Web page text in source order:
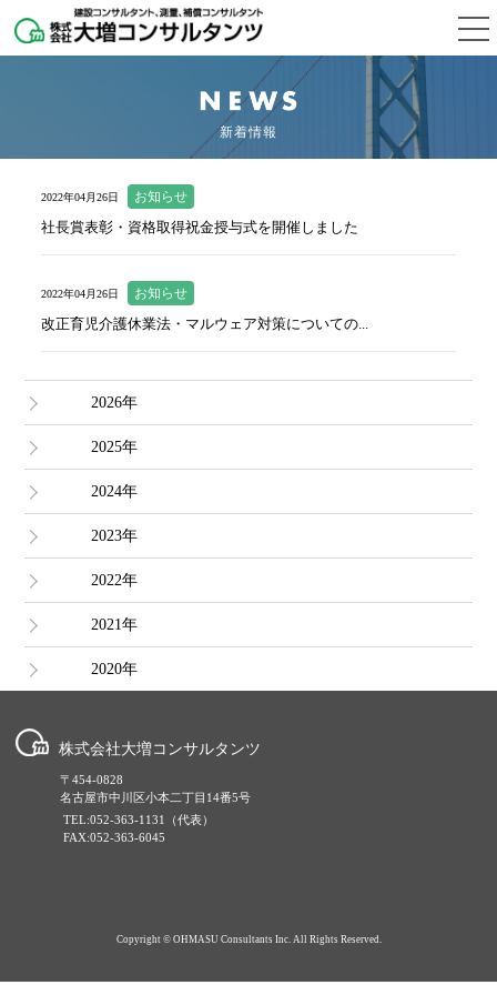
新着情報
2022年04月26日 お知らせ
社長賞表彰・資格取得祝金授与式を開催しました
2022年04月26日 お知らせ
改正育児介護休業法・マルウェア対策についての...
2026年
2025年
2024年
2023年
2022年
2021年
2020年
株式会社大増コンサルタンツ
〒454-0828
名古屋市中川区小本二丁目14番5号
TEL:052-363-1131（代表）
FAX:052-363-6045
Copyright © OHMASU Consultants Inc. All Rights Reserved.